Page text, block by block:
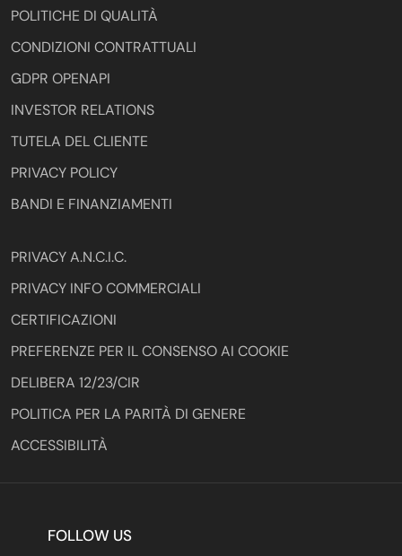
POLITICHE DI QUALITÀ
CONDIZIONI CONTRATTUALI
GDPR OPENAPI
INVESTOR RELATIONS
TUTELA DEL CLIENTE
PRIVACY POLICY
BANDI E FINANZIAMENTI
PRIVACY A.N.C.I.C.
PRIVACY INFO COMMERCIALI
CERTIFICAZIONI
PREFERENZE PER IL CONSENSO AI COOKIE
DELIBERA 12/23/CIR
POLITICA PER LA PARITÀ DI GENERE
ACCESSIBILITÀ
FOLLOW US